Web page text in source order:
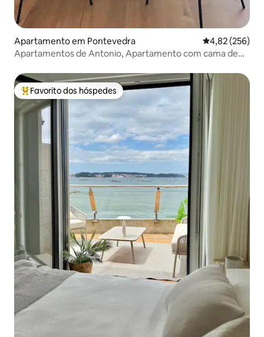
Apartamento em Pontevedra Classificação
4,82 (256)
Apartamentos de Antonio, Apartamento com cama de
Favoritos dos hóspedes mais apreciados
Favorito dos hóspedes